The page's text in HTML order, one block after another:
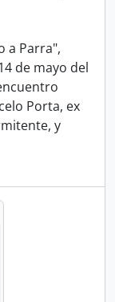
a Parra",
de mayo del
Porta, ex
y